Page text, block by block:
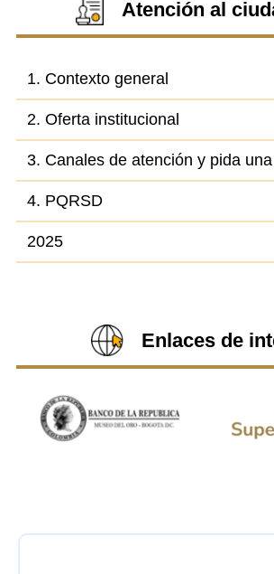
Atención al
1. Contexto general
2. Oferta institucional
3. Canales de atención y pida
4. PQRSD
2025
Enlaces de